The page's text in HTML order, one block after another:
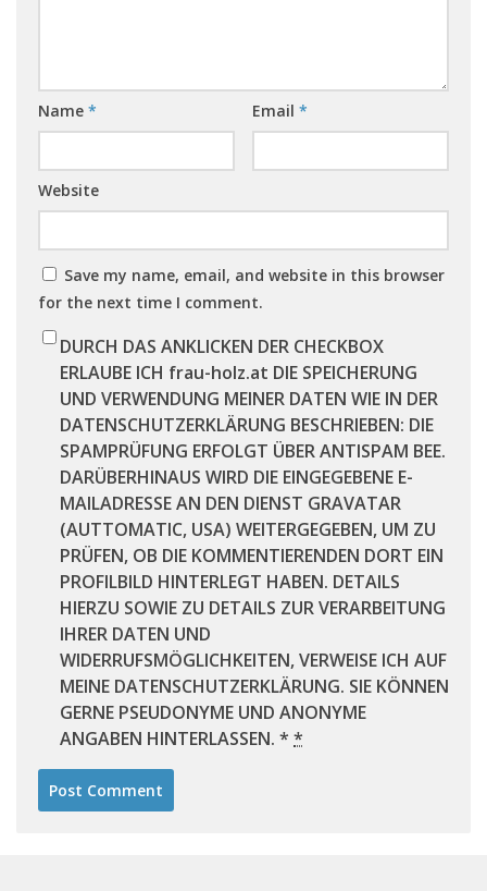
Name * Email *
Website
Save my name, email, and website in this browser
for the next time I comment.
DURCH DAS ANKLICKEN DER CHECKBOX
ERLAUBE ICH frau-holz.at DIE SPEICHERUNG
UND VERWENDUNG MEINER DATEN WIE IN DER
DATENSCHUTZERKLÄRUNG BESCHRIEBEN: DIE
SPAMPRÜFUNG ERFOLGT ÜBER ANTISPAM BEE.
DARÜBERHINAUS WIRD DIE EINGEGEBENE E-
MAILADRESSE AN DEN DIENST GRAVATAR
(AUTTOMATIC, USA) WEITERGEGEBEN, UM ZU
PRÜFEN, OB DIE KOMMENTIERENDEN DORT EIN
PROFILBILD HINTERLEGT HABEN. DETAILS
HIERZU SOWIE ZU DETAILS ZUR VERARBEITUNG
IHRER DATEN UND
WIDERRUFSMÖGLICHKEITEN, VERWEISE ICH AUF
MEINE DATENSCHUTZERKLÄRUNG. SIE KÖNNEN
GERNE PSEUDONYME UND ANONYME
ANGABEN HINTERLASSEN. * *